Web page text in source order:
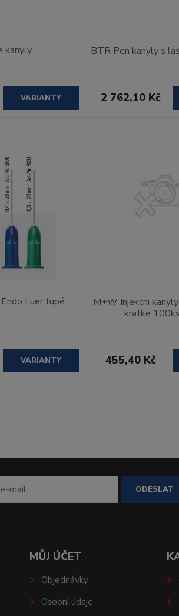
kanyly
VARIANTY
BTR Pen kanyly s
2 762,10 Kč
Luer tupé
VARIANTY
M+W Injekcni
kratke
455,40 Kč
ODESLAT
MŮJ ÚČET
Objednávky
Osobní údaje